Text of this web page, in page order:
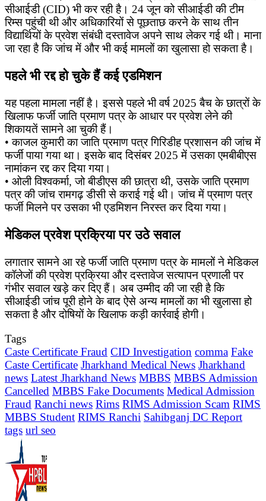
सीआईडी (CID) भी कर रही है। 24 जून को सीआईडी की टीम
रिम्स पहुंची थी और अधिकारियों से पूछताछ करने के साथ तीन
विद्यार्थियों के प्रवेश संबंधी दस्तावेज अपने साथ लेकर गई थी। माना
जा रहा है कि जांच में और भी कई मामलों का खुलासा हो सकता है।
पहले भी रद्द हो चुके हैं कई एडमिशन
यह पहला मामला नहीं है। इससे पहले भी वर्ष 2025 बैच के छात्रों के
खिलाफ फर्जी जाति प्रमाण पत्र के आधार पर प्रवेश लेने की
शिकायतें सामने आ चुकी हैं।
• काजल कुमारी का जाति प्रमाण पत्र गिरिडीह प्रशासन की जांच में
फर्जी पाया गया था। इसके बाद दिसंबर 2025 में उसका एमबीबीएस
नामांकन रद्द कर दिया गया।
• ओली विश्वकर्मा, जो बीडीएस की छात्रा थी, उसके जाति प्रमाण
पत्र की जांच रामगढ़ डीसी से कराई गई थी। जांच में प्रमाण पत्र
फर्जी मिलने पर उसका भी एडमिशन निरस्त कर दिया गया।
मेडिकल प्रवेश प्रक्रिया पर उठे सवाल
लगातार सामने आ रहे फर्जी जाति प्रमाण पत्र के मामलों ने मेडिकल
कॉलेजों की प्रवेश प्रक्रिया और दस्तावेज सत्यापन प्रणाली पर
गंभीर सवाल खड़े कर दिए हैं। अब उम्मीद की जा रही है कि
सीआईडी जांच पूरी होने के बाद ऐसे अन्य मामलों का भी खुलासा हो
सकता है और दोषियों के खिलाफ कड़ी कार्रवाई होगी।
Tags
Caste Certificate Fraud CID Investigation comma Fake
Caste Certificate Jharkhand Medical News Jharkhand
news Latest Jharkhand News MBBS MBBS Admission
Cancelled MBBS Fake Documents Medical Admission
Fraud Ranchi news Rims RIMS Admission Scam RIMS
MBBS Student RIMS Ranchi Sahibganj DC Report
tags url seo